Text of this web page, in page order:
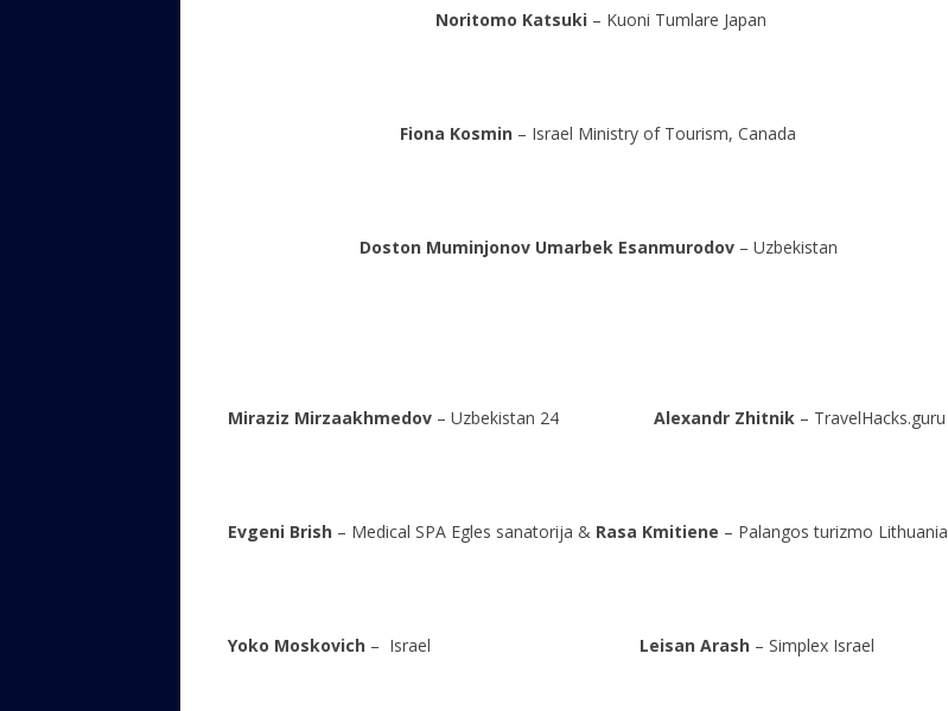
Noritomo Katsuki– Kuoni Tumlare Japan
Fiona Kosmin – Israel Ministry of Tourism, Canada
Doston Muminjonov Umarbek Esanmurodov– Uzbekistan
Miraziz Mirzaakhmedov – Uzbekistan 24 Alexandr Zhitnik – TravelHacks.guru
Evgeni Brish – Medical SPA Egles sanatorija & Rasa Kmitiene – Palangos turizmo Lithuania
Yoko Moskovich – Israel Leisan Arash – Simplex Israel